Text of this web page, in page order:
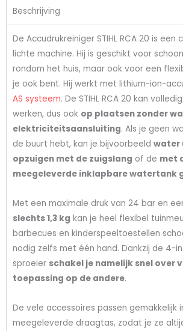
Beschrijving
De Accudrukreiniger STIHL RCA 20 is een
lichte machine. Hij is geschikt voor
rondom het huis, maar ook voor een
je ook bent. Hij werkt met lithium-ion-
AS systeem. De STIHL RCA 20 kan
werken, dus ook op plaatsen zonder
elektriciteitsaansluiting. Als je geen
de buurt hebt, kan je bijvoorbeeld water
opzuigen met de zuigslang of de met
meegeleverde inklapbare watertank
Met een maximale druk van 24 bar en
slechts 1,3 kg kan je heel flexibel
barbecues en kinderspeeltoestellen
nodig zelfs met één hand. Dankzij de 4-
sproeier schakel je namelijk snel over
toepassing op de andere.
De vele accessoires passen gemakkelijk
meegeleverde draagtas, zodat je ze